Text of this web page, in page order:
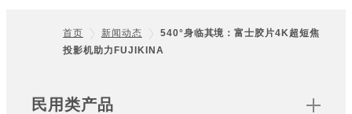
Footer
首页 新闻动态
540°身临其境：富士胶片4K超短焦
投影机​​助力​​FUJIKINA
Sitemap
民用类产品